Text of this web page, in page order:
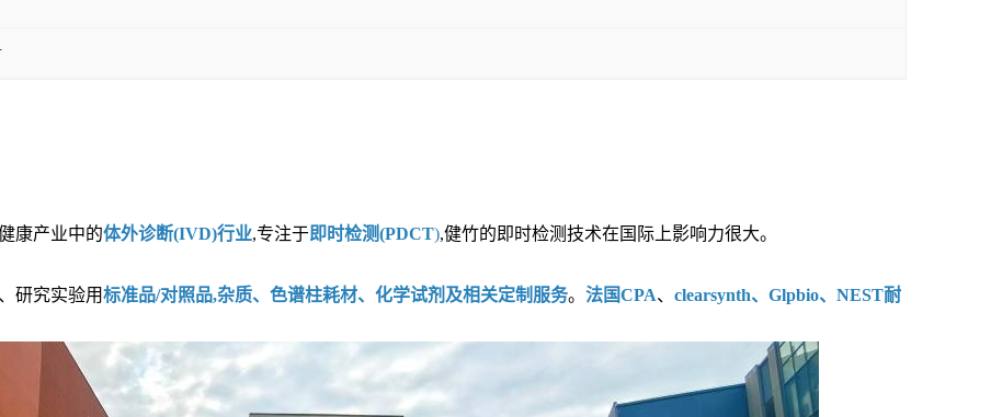
康产业中的体外诊断(IVD)行业,专注于即时检测(PDCT),健竹的即时检测技术在国际上影响力很大。
研究实验用标准品/对照品,杂质、色谱柱耗材、化学试剂及相关定制服务。 法国CPA、 clearsynth、Glpbio、NEST耐